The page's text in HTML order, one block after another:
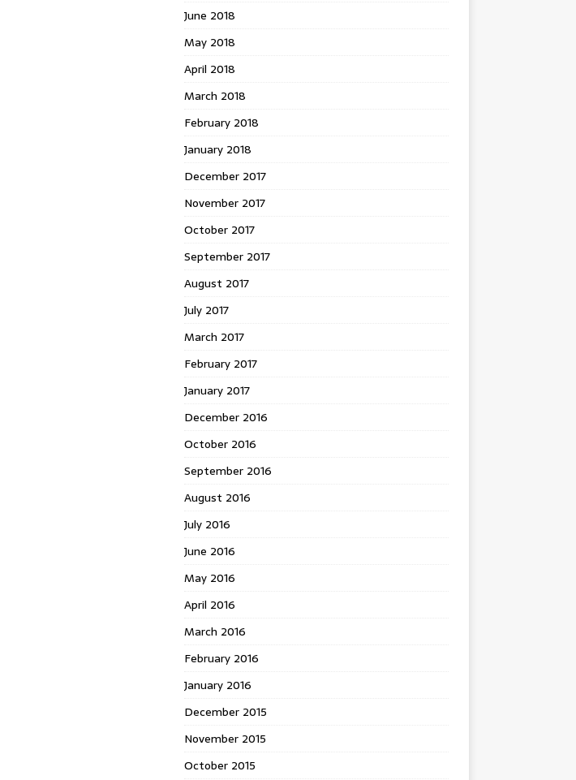
June 2018
May 2018
April 2018
March 2018
February 2018
January 2018
December 2017
November 2017
October 2017
September 2017
August 2017
July 2017
March 2017
February 2017
January 2017
December 2016
October 2016
September 2016
August 2016
July 2016
June 2016
May 2016
April 2016
March 2016
February 2016
January 2016
December 2015
November 2015
October 2015